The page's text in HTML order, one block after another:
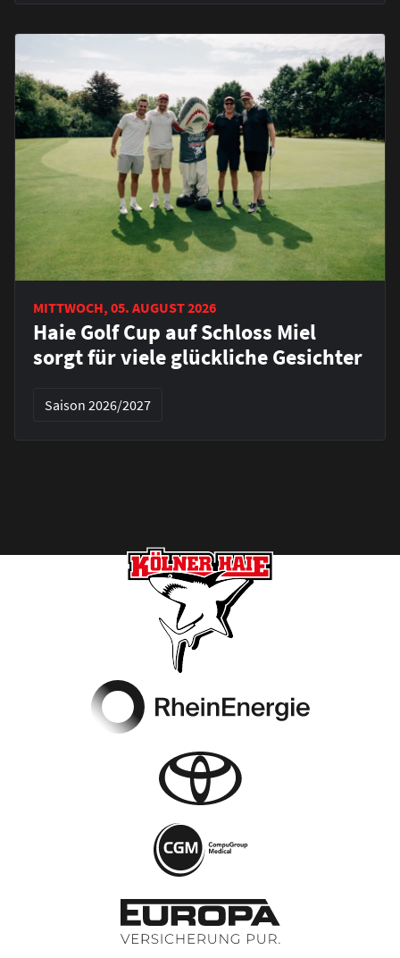
MITTWOCH, 05. AUGUST 2026
Haie Golf Cup auf Schloss Miel
sorgt für viele glückliche Gesichter
Saison 2026/2027